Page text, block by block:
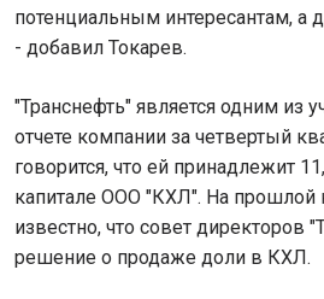
потенциальным интересантам, а
- добавил Токарев.
"Транснефть" является одним из
отчете компании за четвертый
говорится, что ей принадлежит
капитале ООО "КХЛ". На прошлой
известно, что совет директоров
решение о продаже доли в КХЛ.